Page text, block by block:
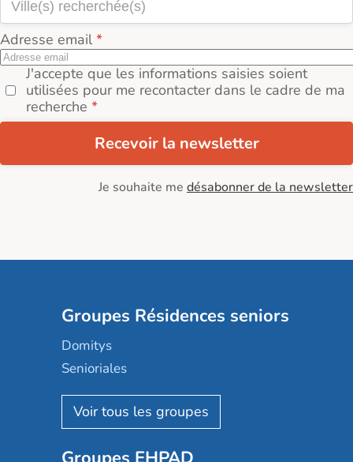
Adresse email
J'accepte que les informations saisies soient
utilisées pour me recontacter dans le cadre de ma
recherche
Recevoir la newsletter
Je souhaite me désabonner de la newsletter
Groupes Résidences seniors
Domitys
Senioriales
Nohée
Les Résidentiels